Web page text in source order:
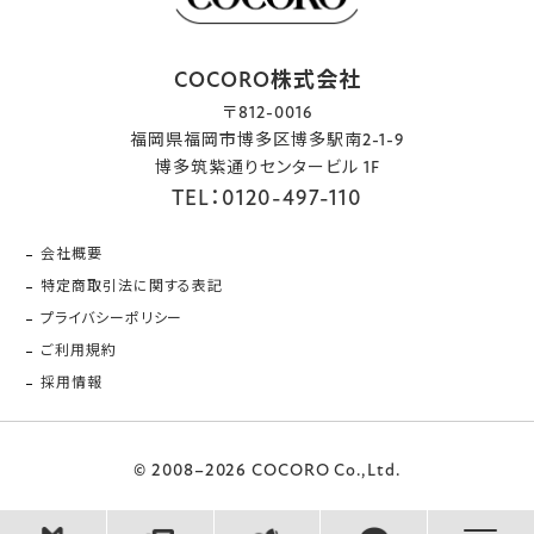
COCORO株式会社
〒812-0016
福岡県福岡市博多区博多駅南2-1-9
博多筑紫通りセンタービル 1F
TEL：0120-497-110
会社概要
特定商取引法に関する表記
プライバシーポリシー
ご利用規約
採用情報
© 2008–2026 COCORO Co.,Ltd.